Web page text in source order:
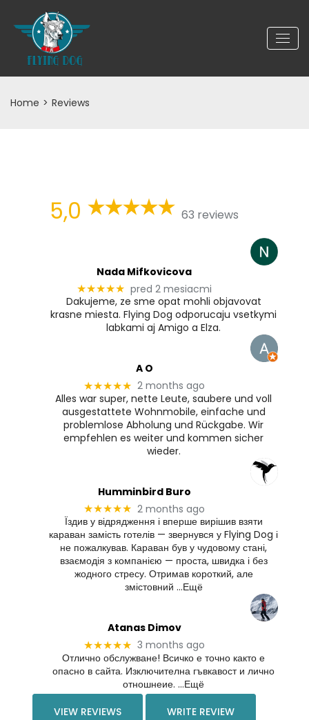
Home > Reviews
5,0 63 reviews
Nada Mifkovicova
★★★★★ pred 2 mesiacmi
Dakujeme, ze sme opat mohli objavovat
krasne miesta. Flying Dog odporucaju vsetkymi
labkami aj Amigo a Elza.
A O
★★★★★ 2 months ago
Alles war super, nette Leute, saubere und voll
ausgestattete Wohnmobile, einfache und
problemlose Abholung und Rückgabe. Wir
empfehlen es weiter und kommen sicher
wieder.
Humminbird Buro
★★★★★ 2 months ago
Їздив у відрядження і вперше вирішив взяти
караван замість готелів — звернувся у Flying Dog і
не пожалкував. Караван був у чудовому стані,
взаємодія з компанією — проста, швидка і без
жодного стресу. Отримав короткий, але
змістовний …Ещё
Atanas Dimov
★★★★★ 3 months ago
Отлично обслужване! Всичко е точно както е
опасно в сайта. Изключителна гъвкавост и лично
отношнеие. …Ещё
VIEW REVIEWS WRITE REVIEW